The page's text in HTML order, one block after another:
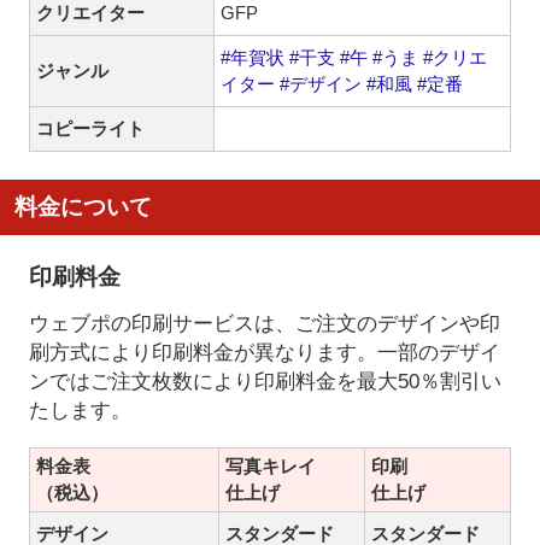
クリエイター GFP
ジャンル
#年賀状 #干支 #午 #うま #クリエ
イター #デザイン #和風 #定番
コピーライト
料金について
印刷料金
ウェブポの印刷サービスは、ご注文のデザインや印
刷方式により印刷料金が異なります。一部のデザイ
ンではご注文枚数により印刷料金を最大50％割引い
たします。
料金表
（税込）
写真キレイ
仕上げ
印刷
仕上げ
デザイン
スタンダード スタンダード